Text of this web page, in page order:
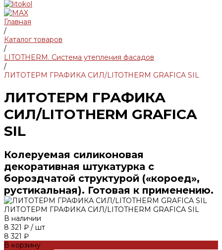
Главная
/
Каталог товаров
/
LITOTHERM. Система утепления фасадов
/
ЛИТОТЕРМ ГРАФИКА СИЛ/LITOTHERM GRAFICA SIL
ЛИТОТЕРМ ГРАФИКА
СИЛ/LITOTHERM GRAFICA
SIL
Колеруемая силиконовая
декоративная штукатурка с
бороздчатой структурой («короед»,
рустикальная). Готовая к применению.
ЛИТОТЕРМ ГРАФИКА СИЛ/LITOTHERM GRAFICA SIL
В наличии
8 321 ₽ / шт
8 321 ₽
В корзину